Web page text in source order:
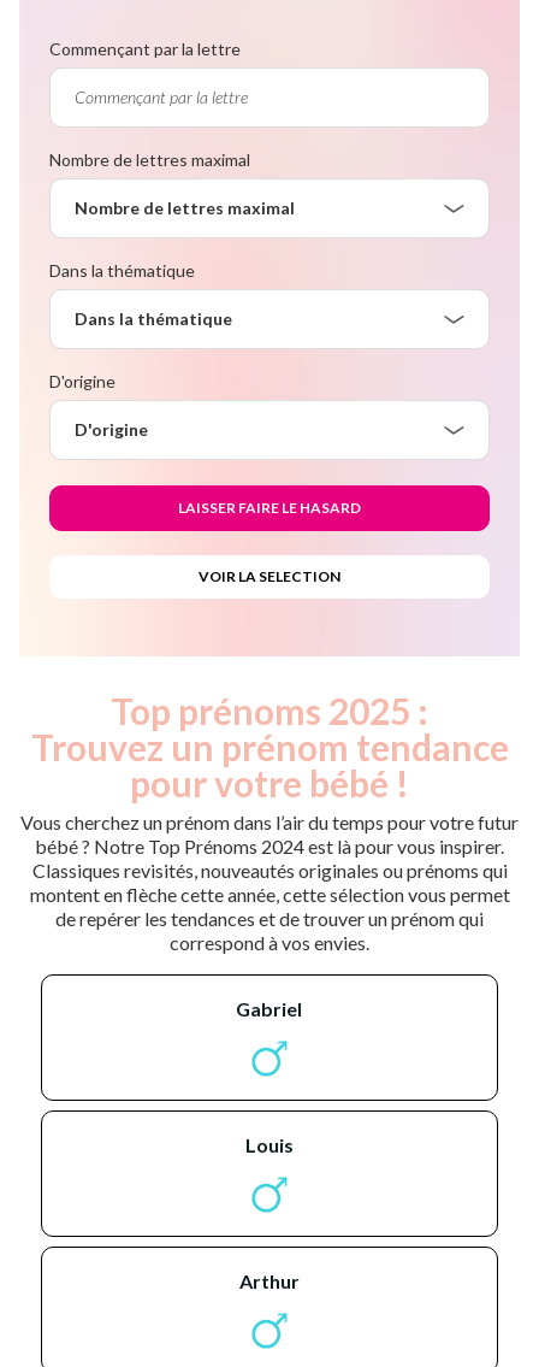
Commençant par la lettre
Nombre de lettres maximal
Nombre de lettres maximal
Dans la thématique
Dans la thématique
D'origine
D'origine
Top prénoms 2025 :
Trouvez un prénom tendance
pour votre bébé !
Vous cherchez un prénom dans l’air du temps pour votre futur
bébé ? Notre Top Prénoms 2024 est là pour vous inspirer.
Classiques revisités, nouveautés originales ou prénoms qui
montent en flèche cette année, cette sélection vous permet
de repérer les tendances et de trouver un prénom qui
correspond à vos envies.
gabriel
louis
arthur